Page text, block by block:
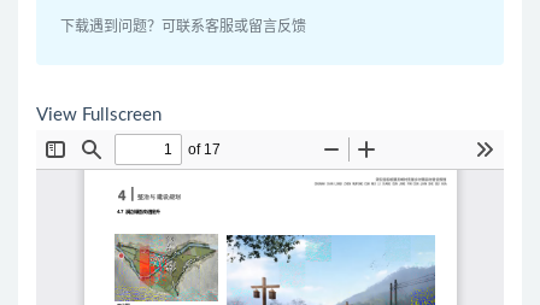
下载遇到问题？可联系客服或留言反馈
View Fullscreen